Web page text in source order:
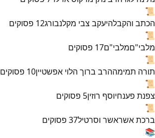
📜
הכתב והקבלהיעקב צבי מקלנבורג12 פסוקים
📜
מלבי"םמלבי"ם17 פסוקים
📜
תורה תמימההרב ברוך הלוי אפשטיין10 פסוקים
📜
צפנת פענחיוסף רוזין5 פסוקים
📜
ברכת אשראשר וסרטיל37 פסוקים
📚